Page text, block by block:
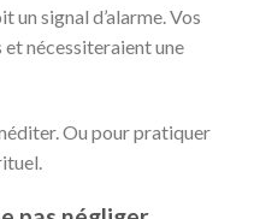
un signal d’alarme. Vos
nécessiteraient une
Ou pour pratiquer